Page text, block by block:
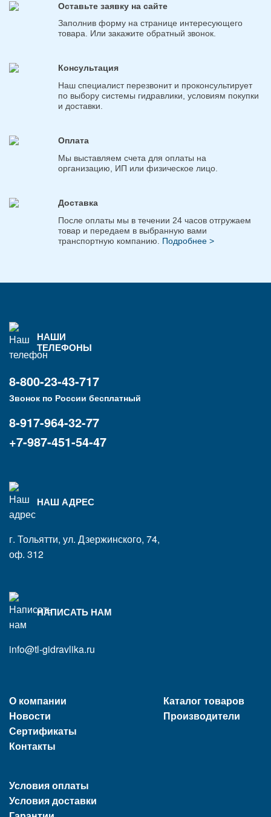
Оставьте заявку на сайте
Заполнив форму на странице интересующего
товара. Или закажите обратный звонок.
Консультация
Наш специалист перезвонит и проконсультирует
по выбору системы гидравлики, условиям покупки
и доставки.
Оплата
Мы выставляем счета для оплаты на
организацию, ИП или физическое лицо.
Доставка
После оплаты мы в течении 24 часов отгружаем
товар и передаем в выбранную вами
транспортную компанию. Подробнее >
НАШИ
ТЕЛЕФОНЫ
8-800-23-43-717
Звонок по России бесплатный
8-917-964-32-77
+7-987-451-54-47
НАШ АДРЕС
г. Тольятти, ул. Дзержинского, 74,
оф. 312
НАПИСАТЬ НАМ
info@tl-gidravlika.ru
О компании
Новости
Сертификаты
Контакты
Условия оплаты
Условия доставки
Каталог товаров
Производители